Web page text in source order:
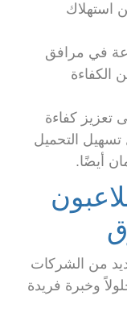
استهلاك
في مرافق
الكفاءة
تعزيز كفاءة
تسهيل التحميل
أيضًا.
من الشركات
وخبرة فريدة